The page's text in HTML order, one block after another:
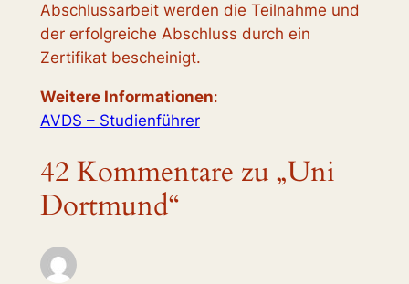
Abschlussarbeit werden die Teilnahme und
der erfolgreiche Abschluss durch ein
Zertifikat bescheinigt.
Weitere Informationen:
AVDS – Studienführer
42 Kommentare zu „Uni
Dortmund“